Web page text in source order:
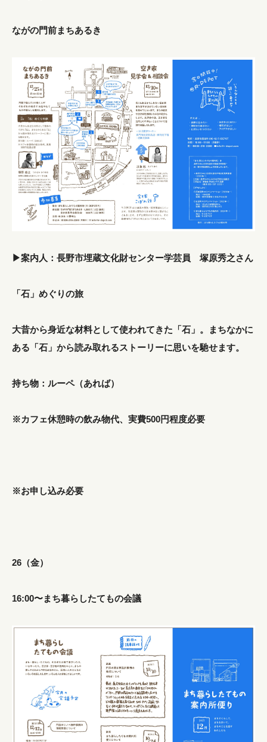
ながの門前まちあるき
▶︎案内人：長野市埋蔵文化財センター学芸員 塚原秀之さん
「石」めぐりの旅
大昔から身近な材料として使われてきた「石」。まちなかに
ある「石」から読み取れるストーリーに思いを馳せます。
持ち物：ルーペ（あれば）
※カフェ休憩時の飲み物代、実費500円程度必要
※お申し込み必要
26（金）
16:00〜まち暮らしたてもの会議